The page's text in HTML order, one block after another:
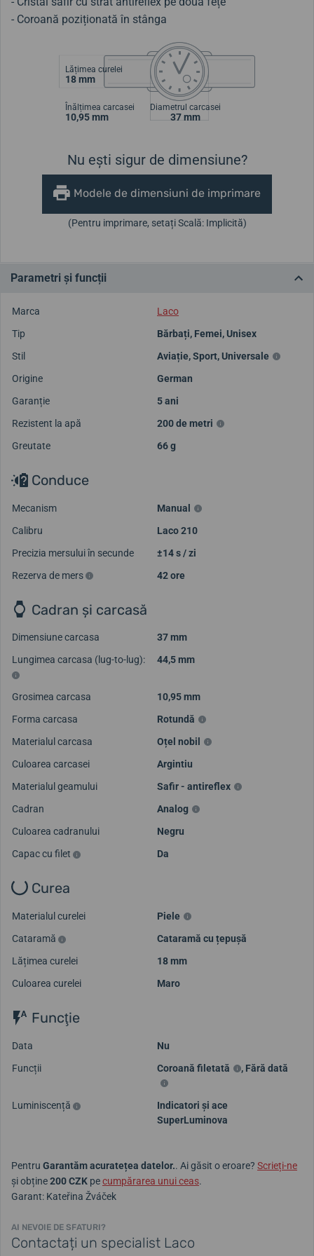
- Coroană poziționată în stânga
Lățimea curelei
18 mm
Înălțimea carcasei
10,95 mm
Diametrul carcasei
37 mm
Nu ești sigur de dimensiune?
Modele de dimensiuni de imprimare
(Pentru imprimare, setați Scală: Implicită)
Parametri și funcții
Marca
Laco
Tip
Bărbați, Femei,Unisex
Stil
Aviație,Sport,Universale
Origine
German
Garanție
5 ani
Rezistent la apă
200 de metri
Greutate
66 g
Conduce
Mecanism
Manual
Calibru
Laco 210
Precizia mersului în secunde
±14 s / zi
Rezerva de mers
42 ore
Cadran și carcasă
Dimensiune carcasa
37 mm
Lungimea carcasa (lug-to-lug):
44,5 mm
Grosimea carcasa
10,95 mm
Forma carcasa
Rotundă
Materialul carcasa
Oțel nobil
Culoarea carcasei
Argintiu
Materialul geamului
Safir - antireflex
Cadran
Analog
Culoarea cadranului
Negru
Capac cu filet
Da
Curea
Materialul curelei
Piele
Cataramă
Cataramă cu țepușă
Lățimea curelei
18 mm
Culoarea curelei
Maro
Funcţie
Data
Nu
Funcții
Coroană filetată , Fără dată
Luminiscență
Indicatori și ace
SuperLuminova
Pentru Garantăm acuratețea datelor.. Ai găsit o eroare? Scrieți-ne
și obține200 CZK pecumpărarea unui ceas.
Garant: Kateřina Žváček
AI NEVOIE DE SFATURI?
Contactați un specialist Laco